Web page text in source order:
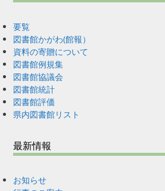
要覧
図書館かがわ(館報）
資料の寄贈について
図書館例規集
図書館協議会
図書館統計
図書館評価
県内図書館リスト
最新情報
お知らせ